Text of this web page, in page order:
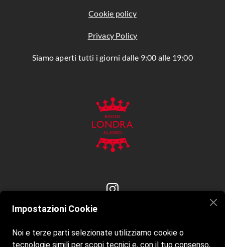
Cookie policy
Privacy Policy
Siamo aperti tutti i giorni dalle 9:00 alle 19:00
Contatti
Impostazioni Cookie
Noi e terze parti selezionate utilizziamo cookie o
tecnologie simili per scopi tecnici e, con il tuo consenso,